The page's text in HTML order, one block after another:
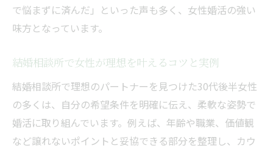
で悩まずに済んだ」といった声も多く、女性婚活の強い
味方となっています。
結婚相談所で女性が理想を叶えるコツと実例
結婚相談所で理想のパートナーを見つけた30代後半女性
の多くは、自分の希望条件を明確に伝え、柔軟な姿勢で
婚活に取り組んでいます。例えば、年齢や職業、価値観
など譲れないポイントと妥協できる部分を整理し、カウ